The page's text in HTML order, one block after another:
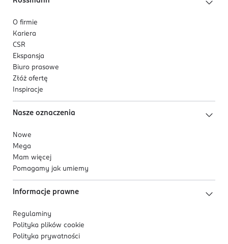
O firmie
Kariera
CSR
Ekspansja
Biuro prasowe
Złóż ofertę
Inspiracje
Nasze oznaczenia
Nowe
Mega
Mam więcej
Pomagamy jak umiemy
Informacje prawne
Regulaminy
Polityka plików cookie
Polityka prywatności